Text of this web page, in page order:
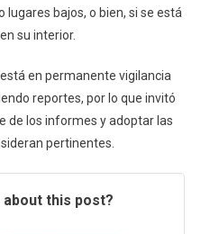
bajos, o bien, si se está
su interior.
en permanente vigilancia
reportes, por lo que invitó
de los informes y adoptar las
pertinentes.
this post?